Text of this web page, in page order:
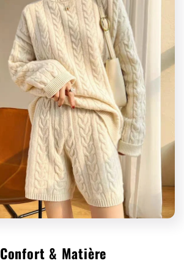
Confort & Matière